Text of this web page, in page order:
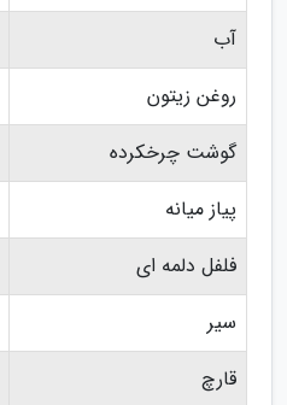
آب
روغن زیتون
گوشت چرخکرده
پیاز میانه
فلفل دلمه ای
سیر
قارچ